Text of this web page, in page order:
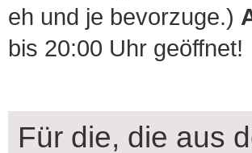
eh und je bevorzuge.)
bis 20:00 Uhr geöffnet!
Für die, die aus